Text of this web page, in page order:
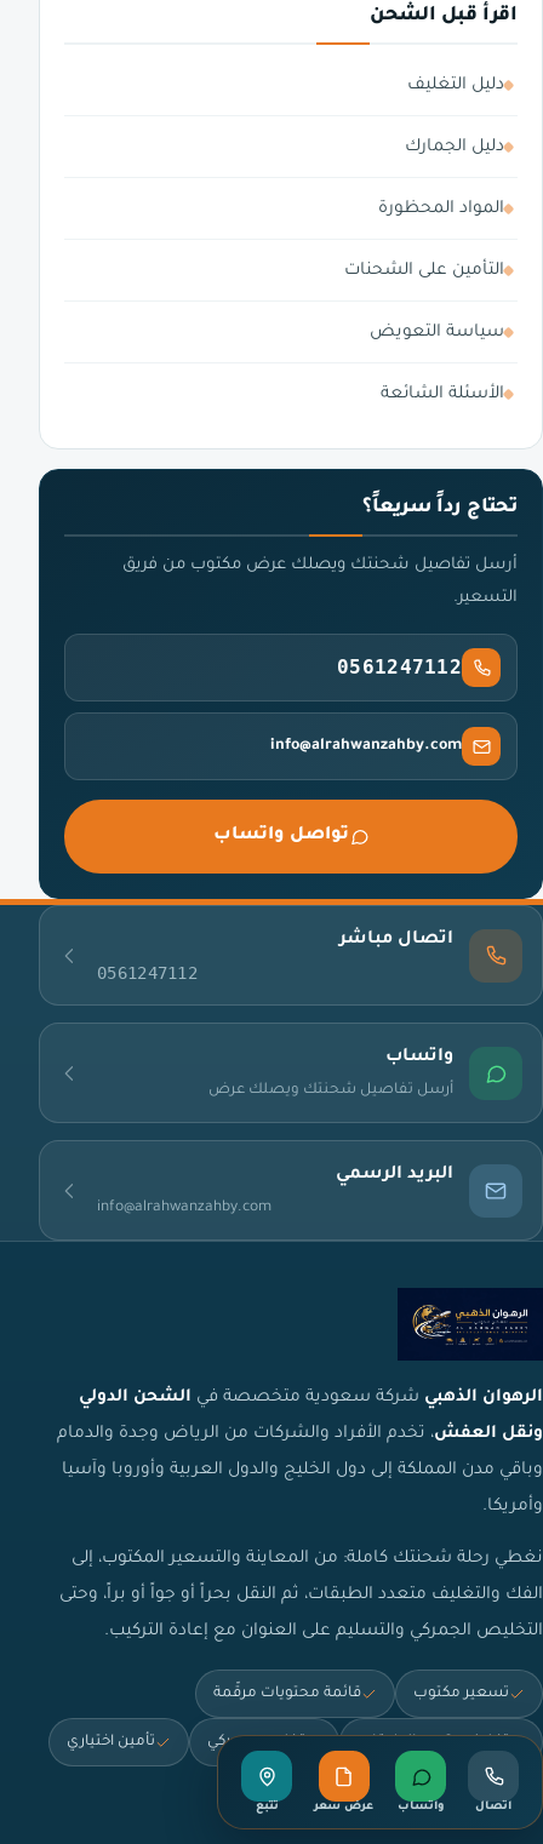
اقرأ قبل الشحن
دليل التغليف
دليل الجمارك
المواد المحظورة
التأمين على الشحنات
سياسة التعويض
الأسئلة الشائعة
تحتاج رداً سريعاً؟
أرسل تفاصيل شحنتك ويصلك عرض مكتوب من فريق
التسعير.
0561247112
info@alrahwanzahby.com
تواصل واتساب
اتصال مباشر
0561247112
واتساب
أرسل تفاصيل شحنتك ويصلك عرض
البريد الرسمي
info@alrahwanzahby.com
الرهوان الذهبي شركة سعودية متخصصة في الشحن الدولي
ونقل العفش، تخدم الأفراد والشركات من الرياض وجدة والدمام
وباقي مدن المملكة إلى دول الخليج والدول العربية وأوروبا وآسيا
وأمريكا.
نغطي رحلة شحنتك كاملة: من المعاينة والتسعير المكتوب، إلى
الفك والتغليف متعدد الطبقات، ثم النقل بحراً أو جواً أو براً، وحتى
التخليص الجمركي والتسليم على العنوان مع إعادة التركيب.
تسعير مكتوب قائمة محتويات مرقّمة
تخليص جمركي تأمين اختياري
تخزين مؤقت
اتصال واتساب عرض سعر تتبع